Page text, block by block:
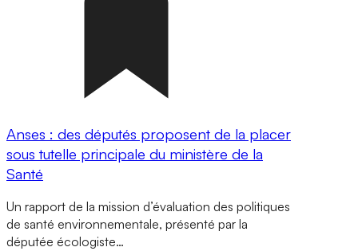
Anses : des députés proposent de la placer
sous tutelle principale du ministère de la
Santé
Un rapport de la mission d’évaluation des politiques
de santé environnementale, présenté par la
députée écologiste…